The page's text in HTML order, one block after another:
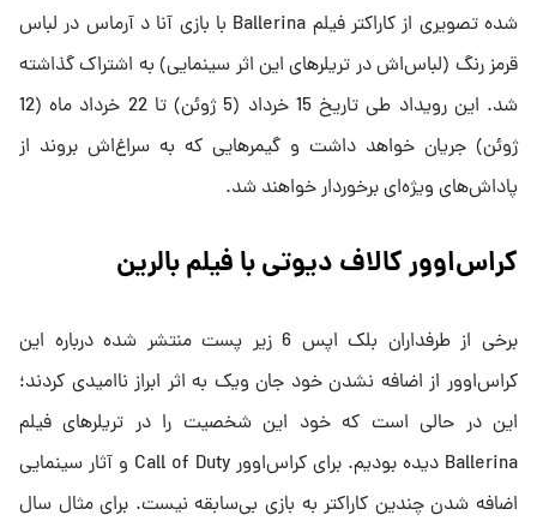
شده تصویری از کاراکتر فیلم Ballerina با بازی آنا د آرماس در لباس
قرمز رنگ (لباس‌اش در تریلرهای این اثر سینمایی) به اشتراک گذاشته
شد. این رویداد طی تاریخ 15 خرداد (5 ژوئن) تا 22 خرداد ماه (12
ژوئن) جریان خواهد داشت و گیمرهایی که به سراغ‌اش بروند از
پاداش‌های ویژه‌ای برخوردار خواهند شد.
کراس‌اوور کالاف دیوتی با فیلم بالرین
برخی از طرفداران بلک اپس 6 زیر پست منتشر شده درباره این
کراس‌اوور از اضافه نشدن خود جان ویک به اثر ابراز ناامیدی کردند؛
این در حالی است که خود این شخصیت را در تریلرهای فیلم
Ballerina دیده بودیم. برای کراس‌اوور Call of Duty و آثار سینمایی
اضافه شدن چندین کاراکتر به بازی بی‌سابقه نیست. برای مثال سال